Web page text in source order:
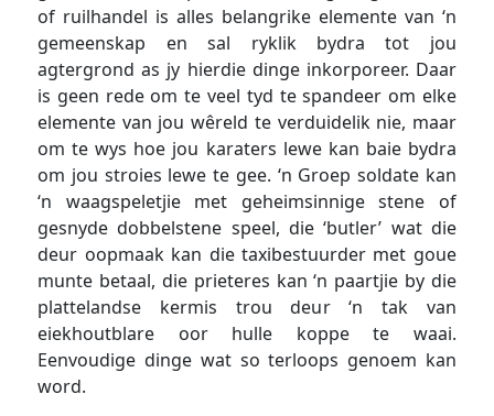
of ruilhandel is alles belangrike elemente van ‘n
gemeenskap en sal ryklik bydra tot jou
agtergrond as jy hierdie dinge inkorporeer. Daar
is geen rede om te veel tyd te spandeer om elke
elemente van jou wêreld te verduidelik nie, maar
om te wys hoe jou karaters lewe kan baie bydra
om jou stroies lewe te gee. ‘n Groep soldate kan
‘n waagspeletjie met geheimsinnige stene of
gesnyde dobbelstene speel, die ‘butler’ wat die
deur oopmaak kan die taxibestuurder met goue
munte betaal, die prieteres kan ‘n paartjie by die
plattelandse kermis trou deur ‘n tak van
eiekhoutblare oor hulle koppe te waai.
Eenvoudige dinge wat so terloops genoem kan
word.